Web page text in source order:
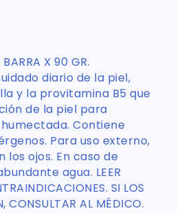
X 90 GR.
diario de la piel,
y la provitamina B5 que
de la piel para
Contiene
Para uso externo,
ojos. En caso de
agua. LEER
SI LOS
CONSULTAR AL MÉDICO.